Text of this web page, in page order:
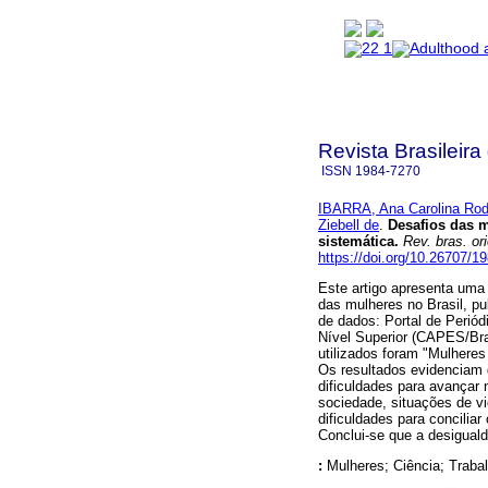
Revista Brasileira
ISSN 1984-7270
IBARRA, Ana Carolina
Ziebell de
Desafios das
sistemática. Rev. bras.
https://doi.org/10.26707/
Este artigo apresenta
das mulheres no Brasil,
de dados: Portal de
Nível Superior (CAPES/
utilizados foram
Os resultados
dificuldades para avançar
sociedade, situações de
dificuldades para
Conclui-se que a
: Mulheres; Ciência;